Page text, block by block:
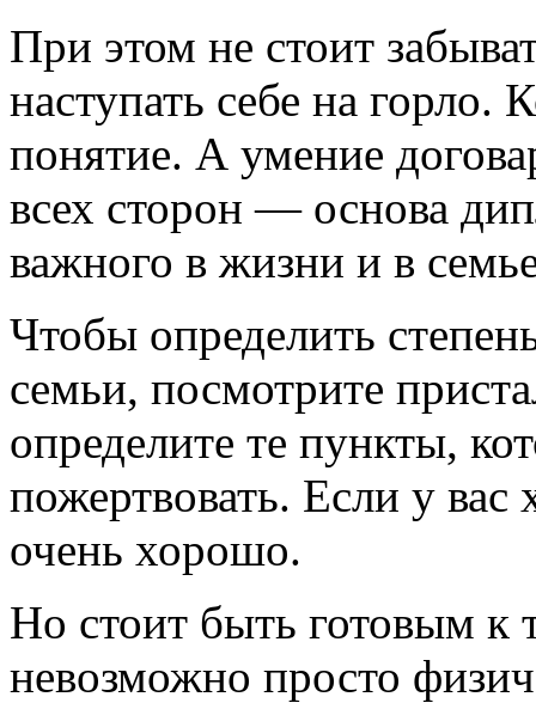
При этом не стоит
наступать себе на
понятие. А умение
всех сторон — основа
важного в жизни и в
Чтобы определить
семьи, посмотрите
определите те пункты,
пожертвовать. Если у
очень хорошо.
Но стоит быть готовым к
невозможно просто